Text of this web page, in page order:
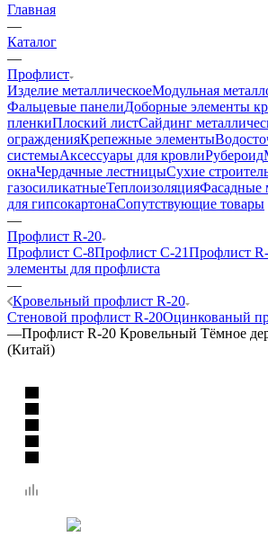
Главная
—
Каталог
—
Профлист
Изделие металлическоеМодульная
Фальцевые панелиДоборные элементы
пленкиПлоский листСайдинг
огражденияКрепежные элементы
системыАксессуары для кровлиРубероид
окнаЧердачные лестницыСухие
газосиликатныеТеплоизоляцияФасадные
для гипсокартонаСопутствующие товары
—
Профлист R-20
Профлист C-8Профлист C-21Профлист
элементы для профлиста
—
Кровельный профлист R-20
Стеновой профлист R-20Оцинкованый
—Профлист R-20 Кровельный Тёмное
(Китай)